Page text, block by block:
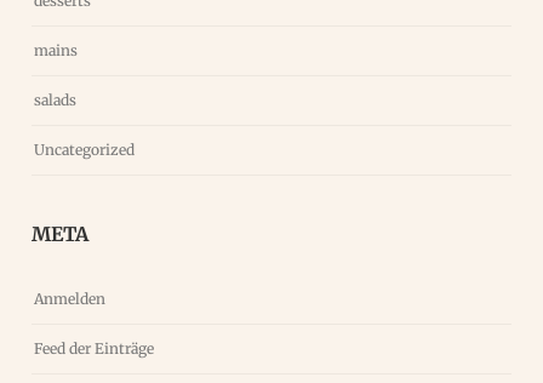
mains
salads
Uncategorized
META
Anmelden
Feed der Einträge